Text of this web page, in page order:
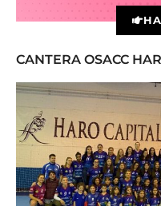
CANTERA OSACC